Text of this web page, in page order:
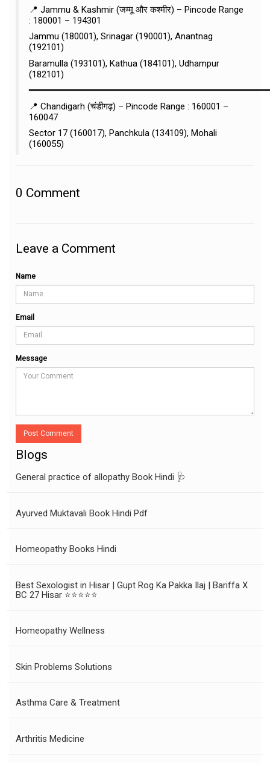
📍 Jammu & Kashmir (जम्मू और कश्मीर) – Pincode Range
: 180001 – 194301
Jammu (180001), Srinagar (190001), Anantnag
(192101)
Baramulla (193101), Kathua (184101), Udhampur
(182101)
📍 Chandigarh (चंडीगढ़) – Pincode Range : 160001 –
160047
Sector 17 (160017), Panchkula (134109), Mohali
(160055)
0 Comment
Leave a Comment
Name
Email
Message
Post Comment
Blogs
General practice of allopathy Book Hindi 🩺
Ayurved Muktavali Book Hindi Pdf
Homeopathy Books Hindi
Best Sexologist in Hisar | Gupt Rog Ka Pakka Ilaj | Bariffa X
BC 27 Hisar ⭐⭐⭐⭐⭐
Homeopathy Wellness
Skin Problems Solutions
Asthma Care & Treatment
Arthritis Medicine